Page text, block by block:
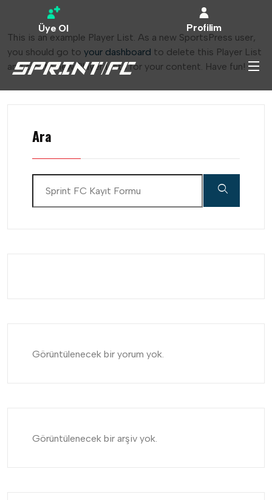
Üye Ol
Profilim
This is an example Player List. As a new SportsPress user,
you should go to your dashboard to delete this Player List
and create new Player Lists for your content. Have fun!
Ara
Görüntülenecek bir yorum yok.
Görüntülenecek bir arşiv yok.